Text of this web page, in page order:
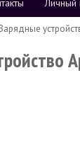
Личный